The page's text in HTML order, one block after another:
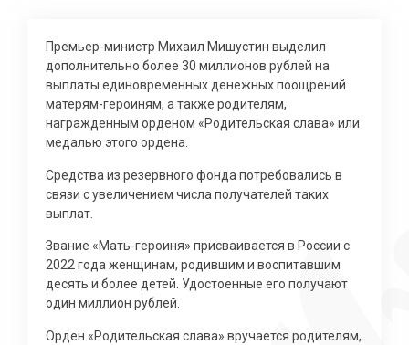
Премьер-министр Михаил Мишустин выделил
дополнительно более 30 миллионов рублей на
выплаты единовременных денежных поощрений
матерям-героиням, а также родителям,
награжденным орденом «Родительская слава» или
медалью этого ордена.
Средства из резервного фонда потребовались в
связи с увеличением числа получателей таких
выплат.
Звание «Мать-героиня» присваивается в России с
2022 года женщинам, родившим и воспитавшим
десять и более детей. Удостоенные его получают
один миллион рублей.
Орден «Родительская слава» вручается родителям,